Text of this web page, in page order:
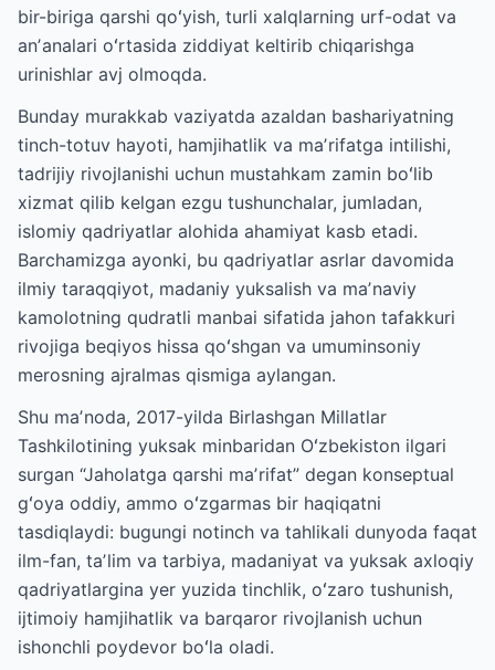
bir-biriga qarshi qoʻyish, turli xalqlarning urf-odat va
anʼanalari oʻrtasida ziddiyat keltirib chiqarishga
urinishlar avj olmoqda.
Bunday murakkab vaziyatda azaldan bashariyatning
tinch-totuv hayoti, hamjihatlik va maʼrifatga intilishi,
tadrijiy rivojlanishi uchun mustahkam zamin boʻlib
xizmat qilib kelgan ezgu tushunchalar, jumladan,
islomiy qadriyatlar alohida ahamiyat kasb etadi.
Barchamizga ayonki, bu qadriyatlar asrlar davomida
ilmiy taraqqiyot, madaniy yuksalish va maʼnaviy
kamolotning qudratli manbai sifatida jahon tafakkuri
rivojiga beqiyos hissa qoʻshgan va umuminsoniy
merosning ajralmas qismiga aylangan.
Shu maʼnoda, 2017-yilda Birlashgan Millatlar
Tashkilotining yuksak minbaridan Oʻzbekiston ilgari
surgan “Jaholatga qarshi maʼrifat” degan konseptual
gʻoya oddiy, ammo oʻzgarmas bir haqiqatni
tasdiqlaydi: bugungi notinch va tahlikali dunyoda faqat
ilm-fan, taʼlim va tarbiya, madaniyat va yuksak axloqiy
qadriyatlargina yer yuzida tinchlik, oʻzaro tushunish,
ijtimoiy hamjihatlik va barqaror rivojlanish uchun
ishonchli poydevor boʻla oladi.